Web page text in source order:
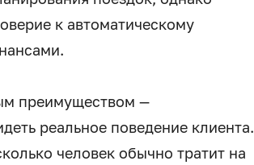
к автоматическому
преимуществом —
реальное поведение клиента.
человек обычно тратит на